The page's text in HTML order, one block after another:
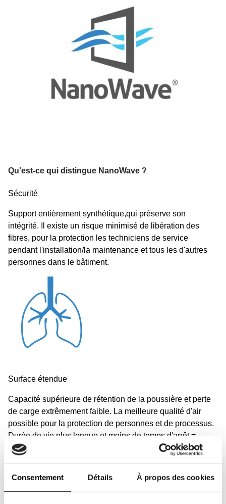
Consentement Détails À propos des cookies
Qu'est-ce qui distingue NanoWave ?
Sécurité
Support entièrement synthétique,qui préserve son
intégrité. Il existe un risque minimisé de libération des
fibres, pour la protection les techniciens de service
pendant l'installation/la maintenance et tous les d'autres
personnes dans le bâtiment.
Surface étendue
Capacité supérieure de rétention de la poussière et perte
de carge extrêmement faible. La meilleure qualité d'air
possible pour la protection de personnes et de processus.
Durée de vie plus longue et moins de temps d'arrêt =
économies significatives.